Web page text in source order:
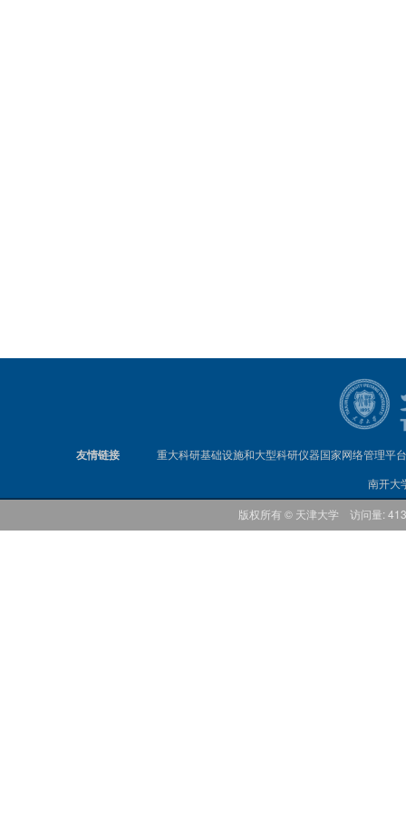
友情链接
重大科研基础设施和大型科研仪器国家网络管理平台
南开大
版权所有 © 天津大学 访问量: